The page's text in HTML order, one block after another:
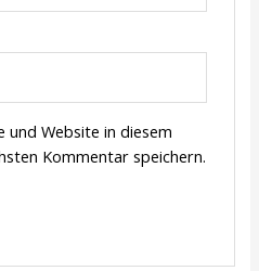
und Website in diesem
Kommentar speichern.